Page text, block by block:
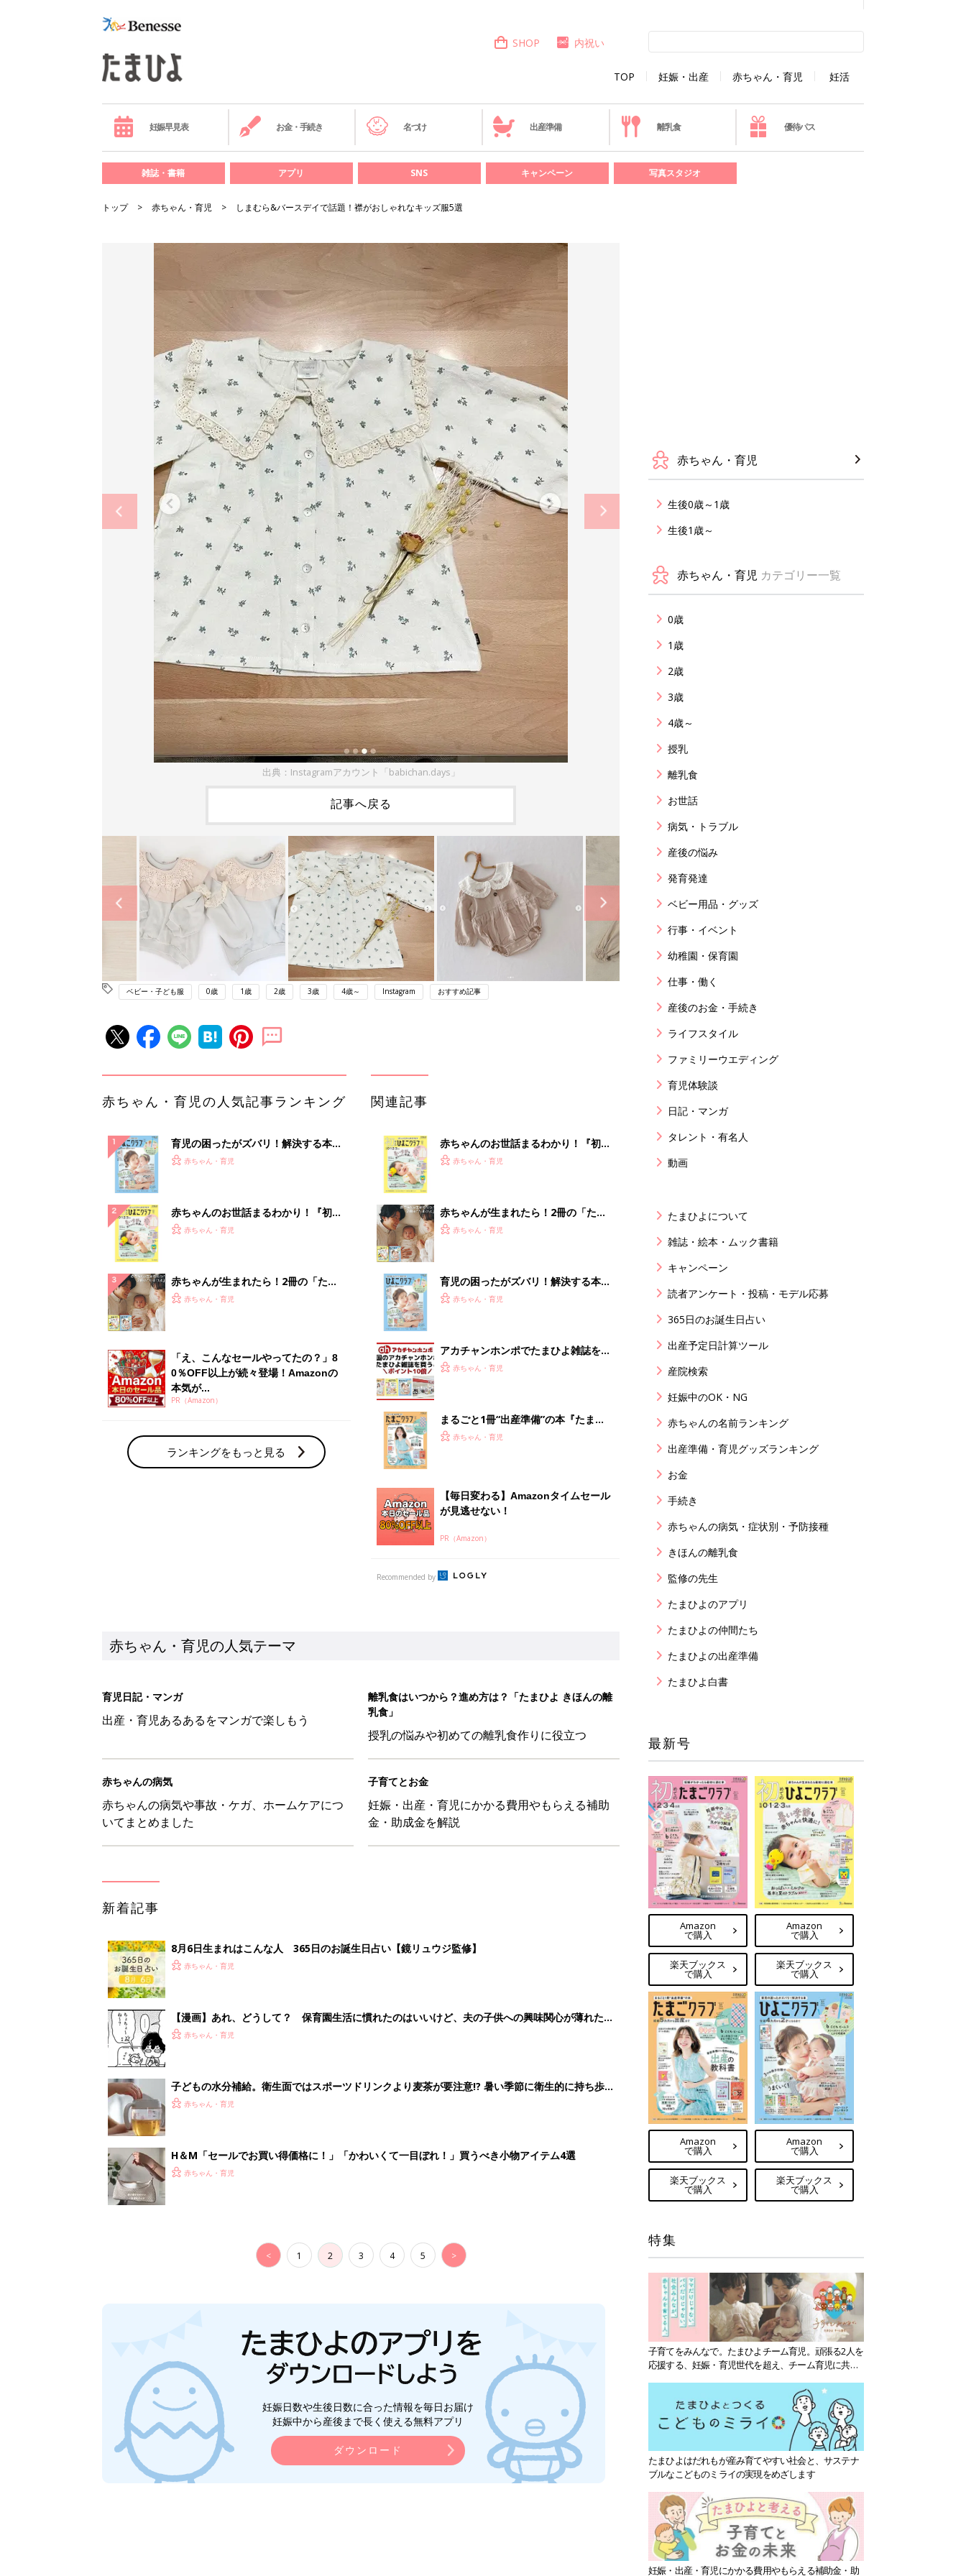
TOP 妊娠・出産 赤ちゃん・育児 妊活
SHOP 内祝い
妊娠早見表 お金・手続き 名づけ 出産準備 離乳食 優待パス
雑誌・書籍 アプリ SNS キャンペーン 写真スタジオ
トップ 赤ちゃん・育児 しまむら&バースデイで話題！襟がおしゃれなキッズ服5選
出典：Instagramアカウント「babichan.days」
記事へ戻る
ベビー・子ども服 0歳 1歳 2歳 3歳 4歳～ Instagram おすすめ記事
赤ちゃん・育児の人気記事ランキング
育児の困ったがズバリ！解決する本
『ひよこクラブ 夏号』 4カ月～2才
赤ちゃん・育児
赤ちゃんのお世話まるわかり！『初め
てのひよこクラブ 夏号』〈巻頭大特
赤ちゃん・育児
赤ちゃんが生まれたら！2冊の「たま
ひよ」
赤ちゃん・育児
「え、こんなセールやってたの？」8
0％OFF以上が続々登場！Amazonの
本気が...
PR（Amazon）
ランキングをもっと見る
関連記事
赤ちゃんのお世話まるわかり！『初め
てのひよこクラブ 夏号』〈巻頭大特
赤ちゃん・育児
赤ちゃんが生まれたら！2冊の「たま
ひよ」
赤ちゃん・育児
育児の困ったがズバリ！解決する本
『ひよこクラブ 夏号』 4カ月～2才
赤ちゃん・育児
アカチャンホンポでたまひよ雑誌を買
うとポイント10倍【期間限定】
赤ちゃん・育児
まるごと1冊“出産準備”の本『たまご
クラブ 夏号』〈スペシャル大特集〉
赤ちゃん・育児
【毎日変わる】Amazonタイムセール
が見逃せない！
PR（Amazon）
Recommended by
赤ちゃん・育児の人気テーマ
育児日記・マンガ
出産・育児あるあるをマンガで楽しもう
離乳食はいつから？進め方は？「たまひよ きほんの離
乳食」
授乳の悩みや初めての離乳食作りに役立つ
赤ちゃんの病気
赤ちゃんの病気や事故・ケガ、ホームケアにつ
いてまとめました
子育てとお金
妊娠・出産・育児にかかる費用やもらえる補助
金・助成金を解説
新着記事
8月6日生まれはこんな人 365日のお誕生日占い【鏡リュウジ監修】
赤ちゃん・育児
【漫画】あれ、どうして？ 保育園生活に慣れたのはいいけど、夫の子供への興味関心が薄れた気
がする……！『ふうふう子育て ＃91』
赤ちゃん・育児
子どもの水分補給。衛生面ではスポーツドリンクより麦茶が要注意!? 暑い季節に衛生的に持ち歩
く3つのコツとは？【専門家監修】
赤ちゃん・育児
H＆М「セールでお買い得価格に！」「かわいくて一目ぼれ！」買うべき小物アイテム4選
赤ちゃん・育児
< 1 2 3 4 5 >
妊娠日数や生後日数に合った情報を毎日お届け
妊娠中から産後まで長く使える無料アプリ
ダウンロード
赤ちゃん・育児
生後0歳～1歳
生後1歳～
赤ちゃん・育児 カテゴリー一覧
0歳
1歳
2歳
3歳
4歳～
授乳
離乳食
お世話
病気・トラブル
産後の悩み
発育発達
ベビー用品・グッズ
行事・イベント
幼稚園・保育園
仕事・働く
産後のお金・手続き
ライフスタイル
ファミリーウエディング
育児体験談
日記・マンガ
タレント・有名人
動画
たまひよについて
雑誌・絵本・ムック書籍
キャンペーン
読者アンケート・投稿・モデル応募
365日のお誕生日占い
出産予定日計算ツール
産院検索
妊娠中のOK・NG
赤ちゃんの名前ランキング
出産準備・育児グッズランキング
お金
手続き
赤ちゃんの病気・症状別・予防接種
きほんの離乳食
監修の先生
たまひよのアプリ
たまひよの仲間たち
たまひよの出産準備
たまひよ白書
最新号
Amazon
で購入
楽天ブックス
で購入
Amazon
で購入
楽天ブックス
で購入
Amazon
で購入
楽天ブックス
で購入
Amazon
で購入
楽天ブックス
で購入
特集
子育てをみんなで。たまひよチーム育児。頑張る2人を
応援する、妊娠・育児世代を超え、チーム育児に共感
たまひよはだれもが産み育てやすい社会と、サステナ
ブルなこどものミライの実現をめざします
妊娠・出産・育児にかかる費用やもらえる補助金・助